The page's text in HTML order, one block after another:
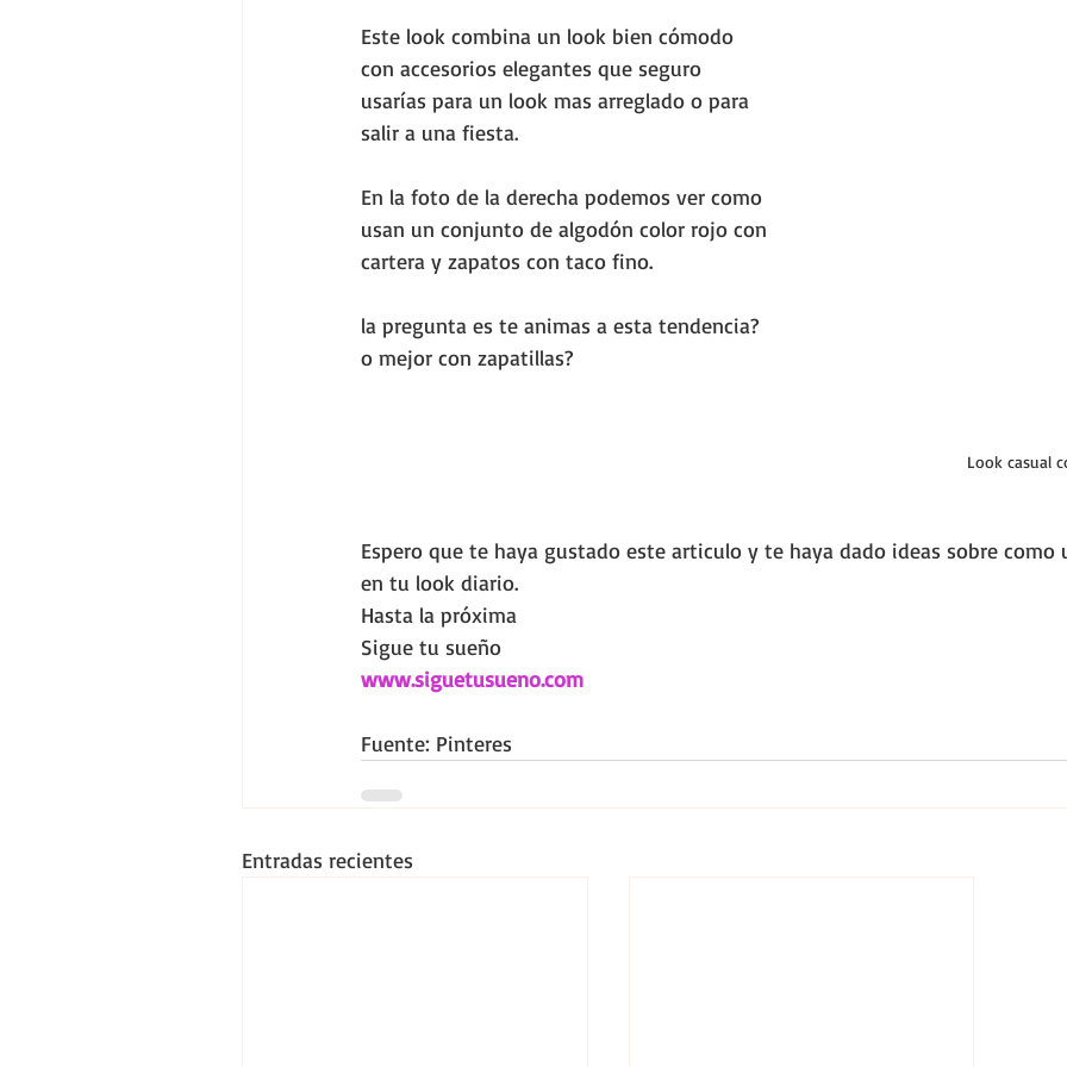
Look casual
Este look combina un look bien cómodo
con accesorios elegantes que seguro
usarías para un look mas arreglado o para
salir a una fiesta.
En la foto de la derecha podemos ver como
usan un conjunto de algodón color rojo con
cartera y zapatos con taco fino.
la pregunta es te animas a esta tendencia?
o mejor con zapatillas?
Espero que te haya gustado este articulo y te haya dado ideas sobre como
en tu look diario.
Hasta la próxima
Sigue tu sueño
www.siguetusueno.com
Fuente: Pinteres
Entradas recientes